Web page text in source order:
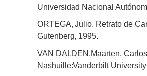
Universidad Nacional
ORTEGA, Julio. Retrato de
Gutenberg, 1995.
VAN DALDEN,Maarten.
Nashuille:Vanderbilt